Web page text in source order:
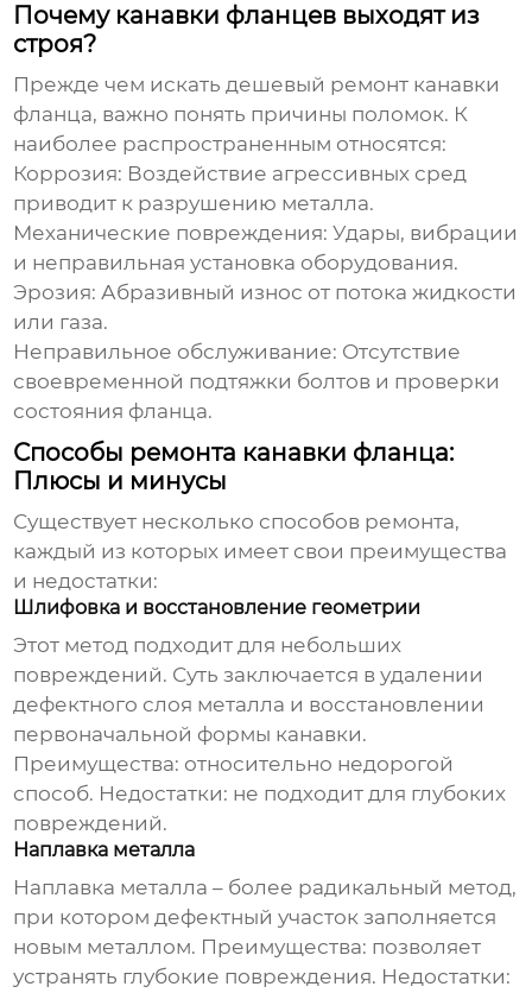
Почему канавки фланцев выходят из
строя?
Прежде чем искатьдешевый ремонт канавки
фланца, важно понять причины поломок. К
наиболее распространенным относятся:
Коррозия: Воздействие агрессивных сред
приводит к разрушению металла.
Механические повреждения: Удары, вибрации
и неправильная установка оборудования.
Эрозия: Абразивный износ от потока жидкости
или газа.
Неправильное обслуживание: Отсутствие
своевременной подтяжки болтов и проверки
состояния фланца.
Способы ремонта канавки фланца:
Плюсы и минусы
Существует несколько способов ремонта,
каждый из которых имеет свои преимущества
и недостатки:
Шлифовка и восстановление геометрии
Этот метод подходит для небольших
повреждений. Суть заключается в удалении
дефектного слоя металла и восстановлении
первоначальной формы канавки.
Преимущества: относительно недорогой
способ. Недостатки: не подходит для глубоких
повреждений.
Наплавка металла
Наплавка металла – более радикальный метод,
при котором дефектный участок заполняется
новым металлом. Преимущества: позволяет
устранять глубокие повреждения. Недостатки: